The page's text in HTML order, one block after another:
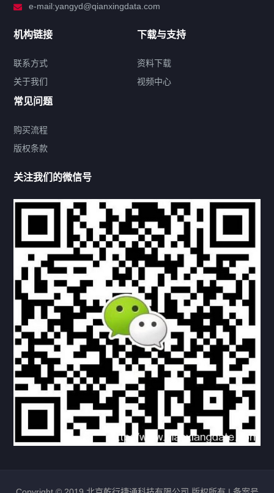
联系方式
热门标签
机构链接
联系方式 关于我们
下载与支持
资料下载 视频中心
常见问题
购买流程 版权条款
北京乾行捷通荣获阿里巴巴国际站多项年度荣誉，持续引
领ICT与AI行业发展
2025/12/22 535 新闻中心 信创服务器国产服务器
e-mail:yangyd@qianxingdata.com
机构链接
联系方式
关于我们
下载与支持
资料下载
视频中心
常见问题
购买流程
版权条款
关注我们的微信号